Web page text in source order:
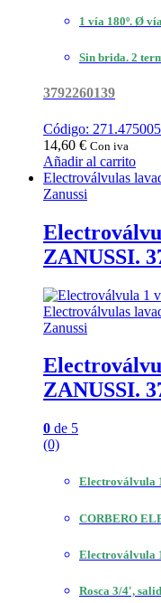
1 vía 180º. Ø
Sin brida. 2
3792260139
Código:
14,60 € Con iva
Añadir al carrito
Electroválvulas
Zanussi
ZANUSSI.
Electroválvulas
Zanussi
ZANUSSI.
0 de 5
(0)
Electroválvula
CORBERO
Electroválvula
Rosca 3/4′,